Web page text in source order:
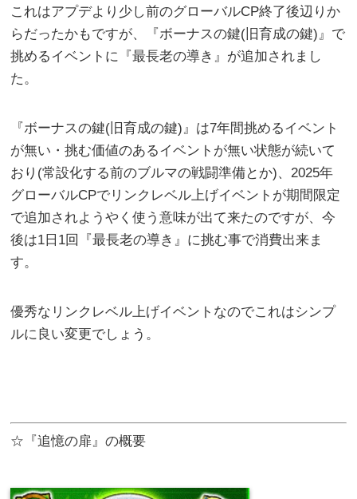
これはアプデより少し前のグローバルCP終了後辺りか
らだったかもですが、『ボーナスの鍵(旧育成の鍵)』で
挑めるイベントに『最長老の導き』が追加されまし
た。
『ボーナスの鍵(旧育成の鍵)』は7年間挑めるイベント
が無い・挑む価値のあるイベントが無い状態が続いて
おり(常設化する前のブルマの戦闘準備とか)、2025年
グローバルCPでリンクレベル上げイベントが期間限定
で追加されようやく使う意味が出て来たのですが、今
後は1日1回『最長老の導き』に挑む事で消費出来ま
す。
優秀なリンクレベル上げイベントなのでこれはシンプ
ルに良い変更でしょう。
☆『追憶の扉』の概要